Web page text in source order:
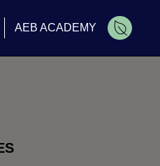
AEB ACADEMY